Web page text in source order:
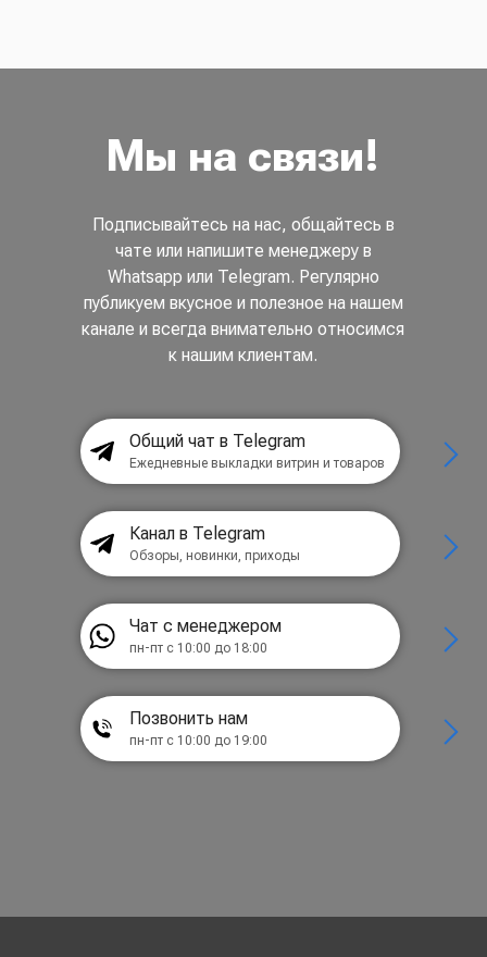
Мы на связи!
Подписывайтесь на нас, общайтесь в
чате или напишите менеджеру в
Whatsapp или Telegram. Регулярно
публикуем вкусное и полезное на нашем
канале и всегда внимательно относимся
к нашим клиентам.
Общий чат в Telegram
Ежедневные выкладки витрин и товаров
Канал в Telegram
Обзоры, новинки, приходы
Чат с менеджером
пн-пт с 10:00 до 18:00
Позвонить нам
пн-пт с 10:00 до 19:00